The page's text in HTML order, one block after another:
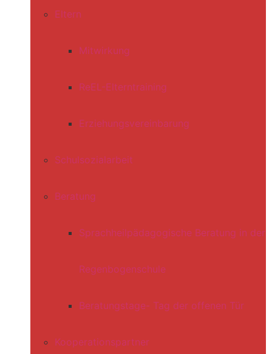
Eltern
Mitwirkung
ReEL-Elterntraining
Erziehungsvereinbarung
Schulsozialarbeit
Beratung
Sprachheilpädagogische Beratung in der
Regenbogenschule
Beratungstage- Tag der offenen Tür
Kooperationspartner